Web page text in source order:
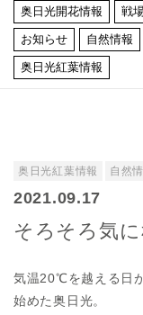
奥日光開花情報 戦
お知らせ 自然情報
奥日光紅葉情報
奥日光紅葉情報 自然
2021.09.17
そろそろ気
気温20℃を越える日
始めた奥日光。